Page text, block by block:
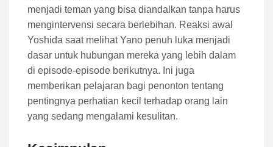
menjadi teman yang bisa diandalkan tanpa harus
mengintervensi secara berlebihan. Reaksi awal
Yoshida saat melihat Yano penuh luka menjadi
dasar untuk hubungan mereka yang lebih dalam
di episode-episode berikutnya. Ini juga
memberikan pelajaran bagi penonton tentang
pentingnya perhatian kecil terhadap orang lain
yang sedang mengalami kesulitan.